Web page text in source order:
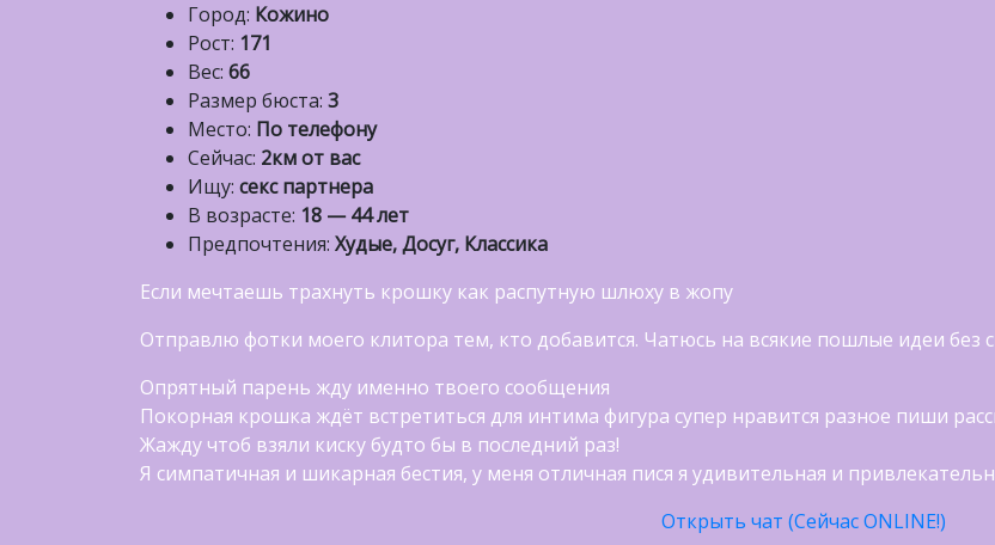
Город: Кожино
Рост: 171
Вес: 66
Размер бюста: 3
Место: По телефону
Сейчас: 2км от вас
Ищу: секс партнера
В возрасте: 18 — 44 лет
Предпочтения: Худые, Досуг, Классика
Если мечтаешь трахнуть крошку как распутную шлюху в жопу
Отправлю фотки моего клитора тем, кто добавится. Чатюсь на всякие пошлые идеи без
Опрятный парень жду именно твоего сообщения
Покорная крошка ждёт встретиться для интима фигура супер нравится разное пиши
Жажду чтоб взяли киску будто бы в последний раз!
Я симпатичная и шикарная бестия, у меня отличная пися я удивительная и
Открыть чат (Сейчас ONLINE!)